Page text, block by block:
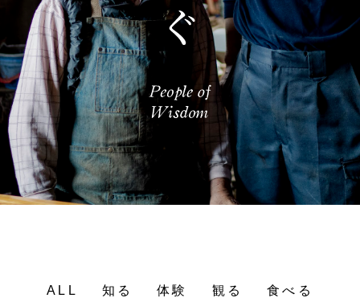
ALL 知る 体験 観る 食べる